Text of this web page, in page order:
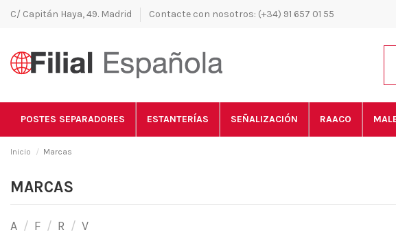
C/ Capitán Haya, 49. Madrid Contacte con nosotros: (+34) 91 657 01 55
POSTES SEPARADORES ESTANTERÍAS SEÑALIZACIÓN RAACO
Inicio Marcas
MARCAS
A / F / R / V